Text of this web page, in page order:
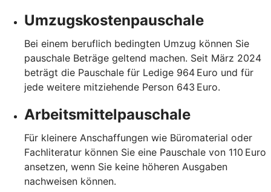
Umzugskostenpauschale
Bei einem beruflich bedingten Umzug können Sie
pauschale Beträge geltend machen. Seit März 2024
beträgt die Pauschale für Ledige 964 Euro und für
jede weitere mitziehende Person 643 Euro.
Arbeitsmittelpauschale
Für kleinere Anschaffungen wie Büromaterial oder
Fachliteratur können Sie eine Pauschale von 110 Euro
ansetzen, wenn Sie keine höheren Ausgaben
nachweisen können.